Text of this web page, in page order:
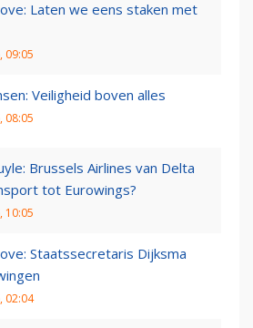
Laten we eens staken met
09:05
Veiligheid boven alles
08:05
Brussels Airlines van Delta
tot Eurowings?
10:05
Staatssecretaris Dijksma
02:04